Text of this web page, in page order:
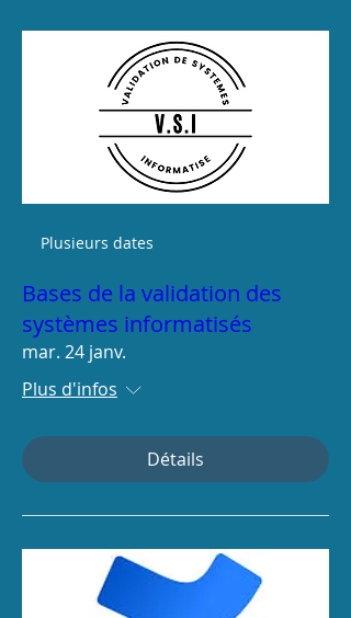
Plusieurs dates
Bases de la validation des
systèmes informatisés
mar. 24 janv.
Plus d'infos
Détails